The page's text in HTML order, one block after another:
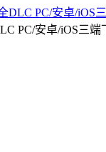
DLC PC/安卓/iOS
PC/安卓/iOS